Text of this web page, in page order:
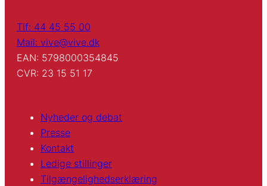
Tlf: 44 45 55 00
Mail: vive@vive.dk
EAN: 5798000354845
CVR: 23 15 51 17
Nyheder og debat
Presse
Kontakt
Ledige stillinger
Tilgængelighedserklæring